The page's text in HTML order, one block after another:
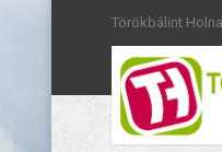
Törökbálint